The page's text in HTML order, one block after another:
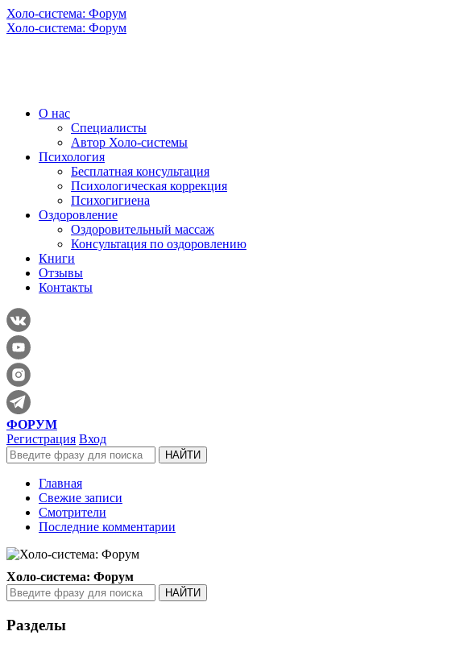
Холо-система: Форум
Холо-система: Форум
О нас
Специалисты
Автор Холо-системы
Психология
Бесплатная консультация
Психологическая коррекция
Психогигиена
Оздоровление
Оздоровительный массаж
Консультация по оздоровлению
Книги
Отзывы
Контакты
ФОРУМ
Регистрация Вход
Главная
Свежие записи
Смотрители
Последние комментарии
Холо-система: Форум
Разделы